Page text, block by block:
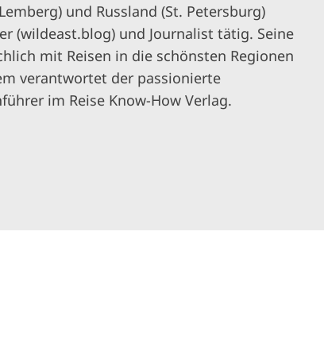
und Russland (St. Petersburg)
(wildeast.blog) und Journalist tätig. Seine
mit Reisen in die schönsten Regionen
verantwortet der passionierte
im Reise Know-How Verlag.